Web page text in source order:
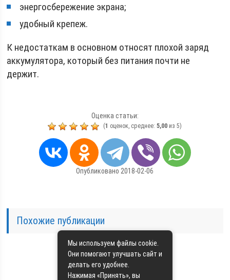
энергосбережение экрана;
удобный крепеж.
К недостаткам в основном относят плохой заряд
аккумулятора, который без питания почти не
держит.
Оценка статьи:
(1 оценок, среднее:5,00 из 5)
Опубликовано 2018-02-06
Похожие публикации
Мы используем файлы cookie.
Они помогают улучшать сайт и
делать его удобнее.
Нажимая «Принять», вы